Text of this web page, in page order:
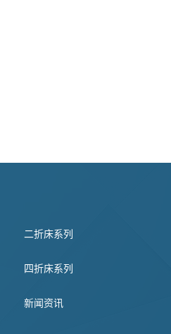
二折床系列
四折床系列
新闻资讯